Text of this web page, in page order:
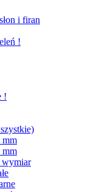
i firan
!
!
mm
mm
wymiar